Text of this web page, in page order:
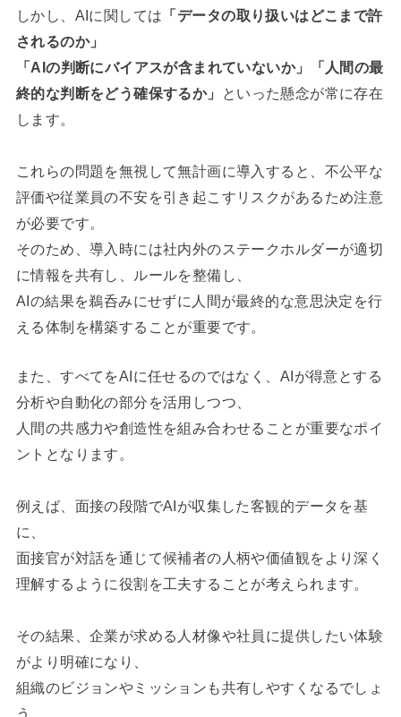
しかし、AIに関しては 「データの取り扱いはどこまで許
されるのか」
「AIの判断にバイアスが含まれていないか」「人間の最
終的な判断をどう確保するか」
といった懸念が常に存在
します。
これらの問題を無視して無計画に導入すると、不公平な
評価や従業員の不安を引き起こすリスクがあるため注意
が必要です。
そのため、導入時には社内外のステークホルダーが適切
に情報を共有し、ルールを整備し、
AIの結果を鵜呑みにせずに人間が最終的な意思決定を行
える体制を構築することが重要です。
また、すべてをAIに任せるのではなく、AIが得意とする
分析や自動化の部分を活用しつつ、
人間の共感力や創造性を組み合わせることが重要なポイ
ントとなります。
例えば、面接の段階でAIが収集した客観的データを基
に、
面接官が対話を通じて候補者の人柄や価値観をより深く
理解するように役割を工夫することが考えられます。
その結果、企業が求める人材像や社員に提供したい体験
がより明確になり、
組織のビジョンやミッションも共有しやすくなるでしょ